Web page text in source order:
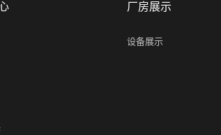
厂房展示
设备展示